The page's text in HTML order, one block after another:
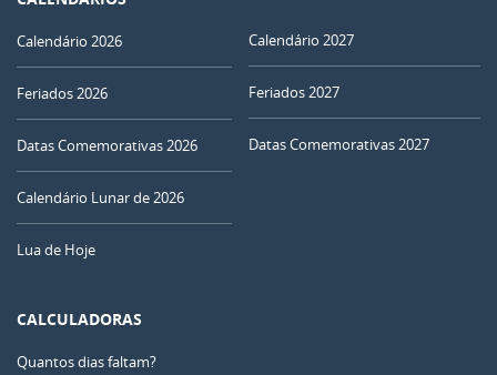
Calendário 2026
Feriados 2026
Datas Comemorativas 2026
Calendário Lunar de 2026
Lua de Hoje
Calendário 2027
Feriados 2027
Datas Comemorativas 2027
CALCULADORAS
Quantos dias faltam?